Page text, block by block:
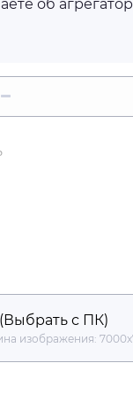
об
с ПК)
изображения: